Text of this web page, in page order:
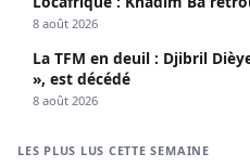
8 août 2026
La TFM en deuil : Djibril
», est décédé
8 août 2026
LES PLUS LUS CETTE SEMAINE